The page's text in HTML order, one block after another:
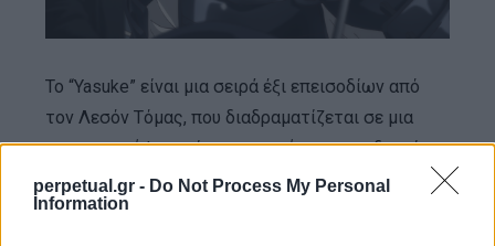
perpetual.gr - Do Not Process My Personal
Information
Το “Yasuke” είναι μια σειρά έξι επεισοδίων από
τον Λεσόν Τόμας, που διαδραματίζεται σε μια
φαντασιακή Ιαπωνία την εποχή της φεουδαρχίας.
Η ιστορία περιστρέφεται γύρω από έναν
πολεμιστή Σαμουράι με καταγωγή από την Αφρική,